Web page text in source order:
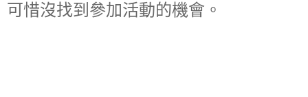
可惜沒找到參加活動的機會。